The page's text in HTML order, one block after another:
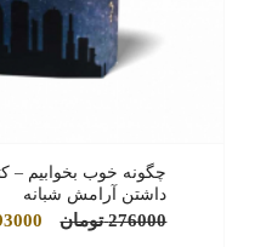
چگونه خوب بخوابیم –
داشتن آرامش شبانه
276000 تومان
قیمت